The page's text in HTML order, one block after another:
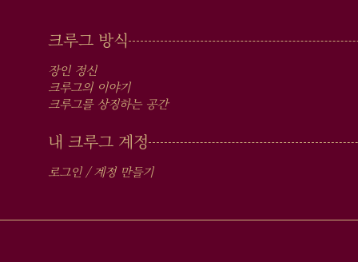
MAIN
MEN
IN
FOOTER
크루그 방식
장인 정신
크루그의 이야기
크루그를 상징하는 공간
내 크루그 계정
로그인 / 계정 만들기